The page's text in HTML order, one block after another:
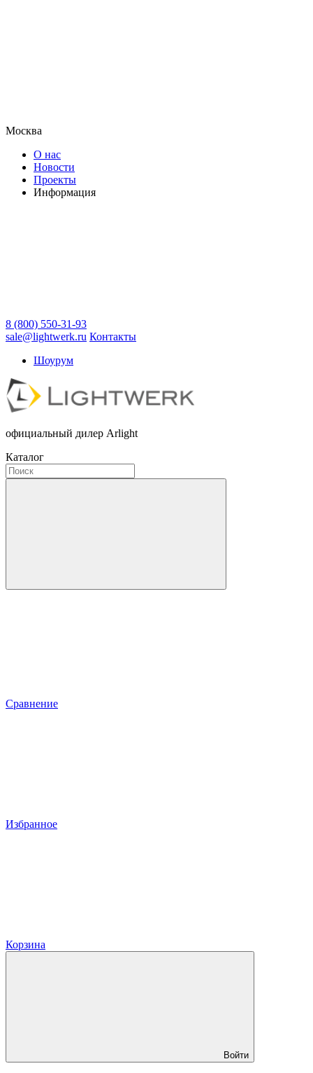
Москва
О нас
Новости
Проекты
Информация
8 (800) 550-31-93
sale@lightwerk.ru Контакты
Шоурум
официальный дилер Arlight
Каталог
Сравнение
Избранное
Корзина
Войти